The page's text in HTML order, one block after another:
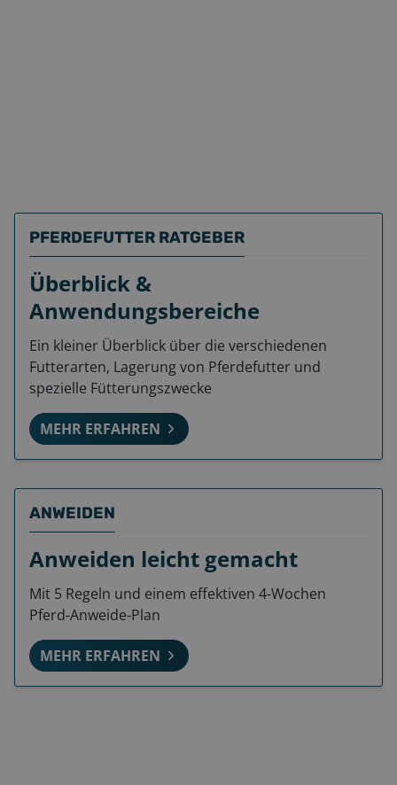
PFERDEFUTTER RATGEBER
Überblick &
Anwendungsbereiche
Ein kleiner Überblick über die verschiedenen
Futterarten, Lagerung von Pferdefutter und
spezielle Fütterungszwecke
MEHR ERFAHREN
ANWEIDEN
Anweiden leicht gemacht
Mit 5 Regeln und einem effektiven 4-Wochen
Pferd-Anweide-Plan
MEHR ERFAHREN